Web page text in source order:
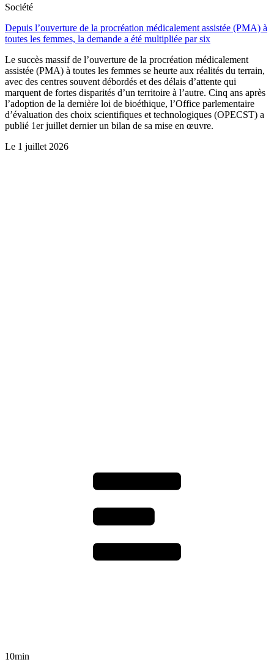
Société
Depuis l’ouverture de la procréation médicalement assistée (PMA) à
toutes les femmes, la demande a été multipliée par six
Le succès massif de l’ouverture de la procréation médicalement
assistée (PMA) à toutes les femmes se heurte aux réalités du terrain,
avec des centres souvent débordés et des délais d’attente qui
marquent de fortes disparités d’un territoire à l’autre. Cinq ans après
l’adoption de la dernière loi de bioéthique, l’Office parlementaire
d’évaluation des choix scientifiques et technologiques (OPECST) a
publié 1er juillet dernier un bilan de sa mise en œuvre.
Le 1 juillet 2026
10min